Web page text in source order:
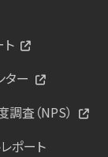
ター
査（NPS）
ポート